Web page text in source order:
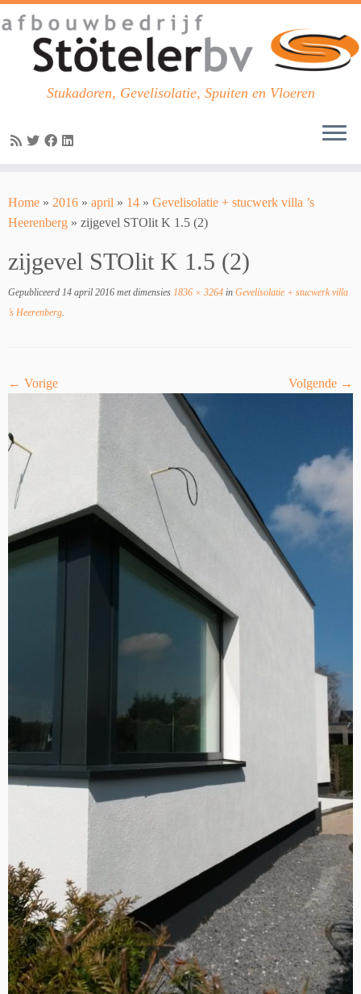
to
content
Stukadoren, Gevelisolatie, Spuiten en Vloeren
Home » 2016 » april » 14 » Gevelisolatie + stucwerk villa ’s
Heerenberg » zijgevel STOlit K 1.5 (2)
zijgevel STOlit K 1.5 (2)
Gepubliceerd 14 april 2016 met dimensies 1836 × 3264 in Gevelisolatie + stucwerk villa
’s Heerenberg
← Vorige Volgende →